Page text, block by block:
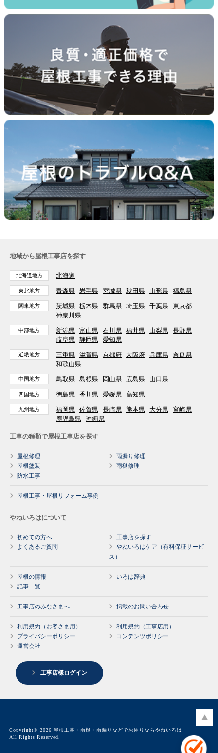
地域から屋根工事店を探す
北海道地方 北海道
東北地方 青森県 岩手県 宮城県 秋田県 山形県 福島県
関東地方 茨城県 栃木県 群馬県 埼玉県 千葉県 東京都
神奈川県
中部地方 新潟県 富山県 石川県 福井県 山梨県 長野県
岐阜県 静岡県 愛知県
近畿地方 三重県 滋賀県 京都府 大阪府 兵庫県 奈良県
和歌山県
中国地方 鳥取県 島根県 岡山県 広島県 山口県
四国地方 徳島県 香川県 愛媛県 高知県
九州地方 福岡県 佐賀県 長崎県 熊本県 大分県 宮崎県
鹿児島県 沖縄県
工事の種類で屋根工事店を探す
屋根修理
雨漏り修理
屋根塗装
雨樋修理
防水工事
屋根工事・屋根リフォーム事例
やねいろはについて
初めての方へ
工事店を探す
よくあるご質問
やねいろはケア（有料保証サービ
ス）
屋根の情報
いろは辞典
記事一覧
工事店のみなさまへ 掲載のお問い合わせ
利用規約（お客さま用）
利用規約（工事店用）
プライバシーポリシー
コンテンツポリシー
運営会社
工事店様ログイン
Copyright© 2026 屋根工事・雨樋・雨漏りなどでお困りならやねいろは
All Rights Reserved.